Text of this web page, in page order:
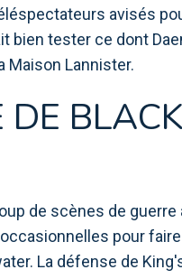
avisés
bien tester ce dont
Maison Lannister.
de scènes de
pour
La défense de